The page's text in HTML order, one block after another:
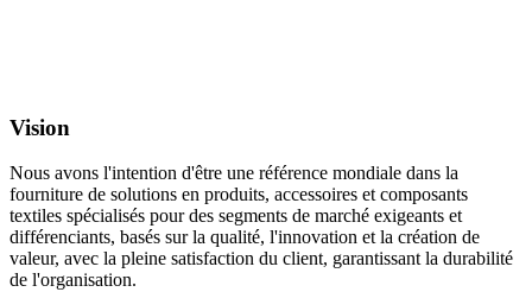
Vision
Nous avons l'intention d'être une référence mondiale dans la
fourniture de solutions en produits, accessoires et composants
textiles spécialisés pour des segments de marché exigeants et
différenciants, basés sur la qualité, l'innovation et la création de
valeur, avec la pleine satisfaction du client, garantissant la durabilité
de l'organisation.